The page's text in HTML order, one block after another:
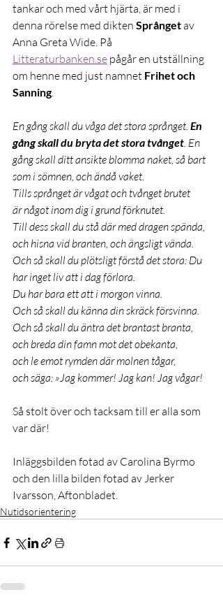
tankar och med vårt hjärta, är med i
denna rörelse med dikten Språnget av
Anna Greta Wide. På
Litteraturbanken.se pågår en utställning
om henne med just namnet Frihet och
Sanning.
En gång skall du våga det stora språnget. En
gång skall du bryta det stora tvånget. En
gång skall ditt ansikte blomma naket, så bart
som i sömnen, och ändå vaket.
Tills språnget är vågat och tvånget brutet
är något inom dig i grund förknutet.
Till dess skall du stå där med dragen spända,
och hisna vid branten, och ängsligt vända.
Och så skall du plötsligt förstå det stora: Du
har inget liv att i dag förlora.
Du har bara ett att i morgon vinna.
Och så skall du känna din skräck försvinna.
Och så skall du äntra det brantast branta,
och breda din famn mot det obekanta,
och le emot rymden där molnen tågar,
och säga: »Jag kommer! Jag kan! Jag vågar!
Så stolt över och tacksam till er alla som
var där!
Inläggsbilden fotad av Carolina Byrmo
och den lilla bilden fotad av Jerker
Ivarsson, Aftonbladet.
Nutidsorientering